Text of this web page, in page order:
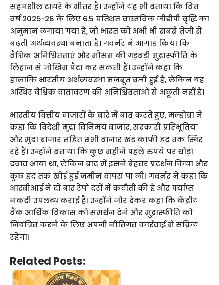
सहनशील दायरे के भीतर है। उन्होंने यह भी बताया कि वित्त
वर्ष 2025-26 के लिए 6.5 प्रतिशत वास्तविक जीडीपी वृद्धि का
अनुमान लगाया गया है, जो भारत को अभी भी सबसे तेजी से
बढ़ती अर्थव्यवस्था बनाता है। गवर्नर ने आगाह किया कि
वैश्विक अनिश्चितताएं और मौसम की गड़बड़ी मुद्रास्फीति के
लिहाज से जोखिम पैदा कर सकती हैं। उन्होंने कहा कि
हालांकि भारतीय अर्थव्यवस्था मजबूत बनी हुई है, लेकिन यह
अस्थिर वैश्विक वातावरण की अनिश्चितताओं से अछूती नहीं है।
भारतीय वित्तीय बाजारों के बारे में बात करते हुए, मल्होत्रा ने
कहा कि विदेशी मुद्रा विनिमय बाजार, सरकारी प्रतिभूतियां
और मुद्रा बाजार सहित सभी बाजार खंड काफी हद तक स्थिर
रहे हैं। उन्होंने बताया कि कुछ महीने पहले रुपये पर थोड़ा
दबाव आया था, लेकिन बाद में इसने बेहतर प्रदर्शन किया और
कुछ हद तक खोई हुई जमीन वापस पा ली। गवर्नर ने कहा कि
आरबीआई ने दो बार रेपो दरों में कटौती की है और पर्याप्त
नकदी उपलब्ध कराई है। उन्होंने जोर देकर कहा कि केंद्रीय
बैंक आर्थिक विकास को समर्थन देने और मुद्रास्फीति को
नियंत्रित करने के लिए अपनी नीतिगत कार्रवाई में सक्रिय
रहेगा।
Related Posts: